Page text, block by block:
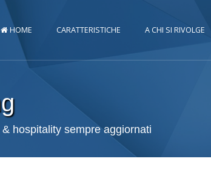
HOME CARATTERISTICHE A CHI SI RIVOLGE
hospitality sempre aggiornati